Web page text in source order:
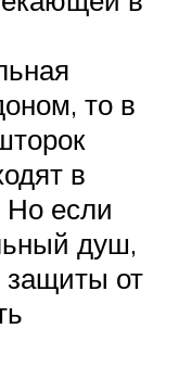
то в
в
Но если
душ,
защиты от